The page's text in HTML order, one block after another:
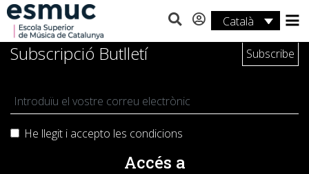
Català
Estudis
Serveis
Activitats
Subscripció Butlletí
He llegit i accepto les condicions
Accés a